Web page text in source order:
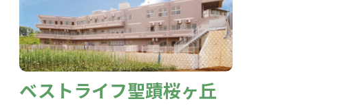
ベストライフ聖蹟桜ヶ丘